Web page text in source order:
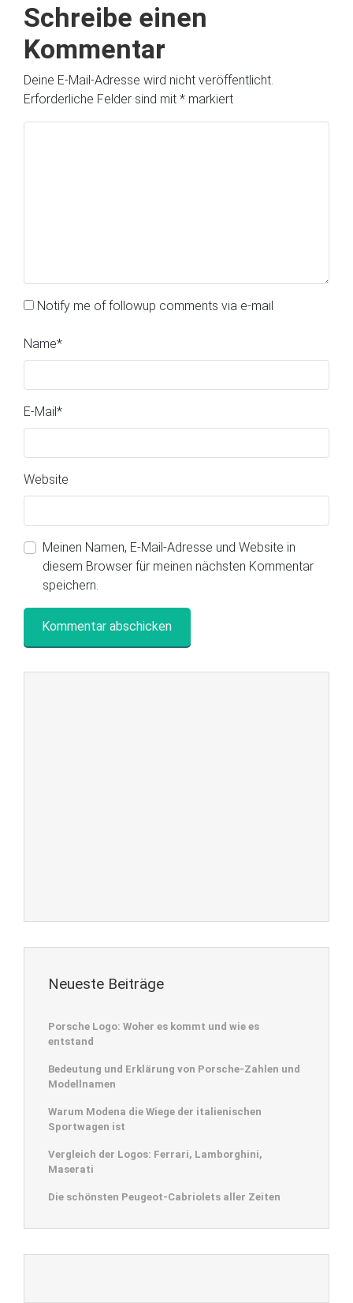
Schreibe einen
Kommentar
Deine E-Mail-Adresse wird nicht veröffentlicht.
Erforderliche Felder sind mit * markiert
Notify me of followup comments via e-mail
Name*
E-Mail *
Website
Meinen Namen, E-Mail-Adresse und Website in
diesem Browser für meinen nächsten Kommentar
speichern.
Neueste Beiträge
Porsche Logo: Woher es kommt und wie es
entstand
Bedeutung und Erklärung von Porsche-Zahlen und
Modellnamen
Warum Modena die Wiege der italienischen
Sportwagen ist
Vergleich der Logos: Ferrari, Lamborghini,
Maserati
Die schönsten Peugeot-Cabriolets aller Zeiten